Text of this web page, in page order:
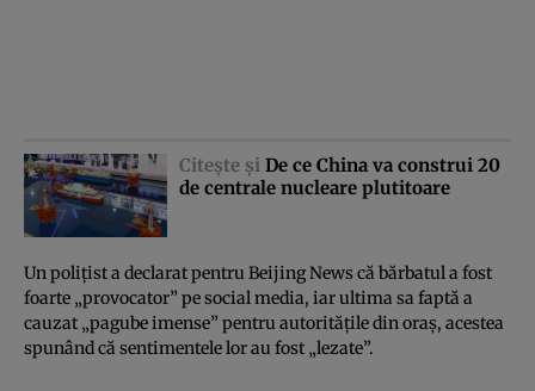
Citeşte şi De ce China va construi 20
de centrale nucleare plutitoare
Un poliţist a declarat pentru Beijing News că bărbatul a fost
foarte „provocator” pe social media, iar ultima sa faptă a
cauzat „pagube imense” pentru autorităţile din oraş, acestea
spunând că sentimentele lor au fost „lezate”.